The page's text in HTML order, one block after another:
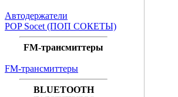
Автодержатели
POP Socet (ПОП СОКЕТЫ)
FM-трансмиттеры
FM-трансмиттеры
BLUETOOTH